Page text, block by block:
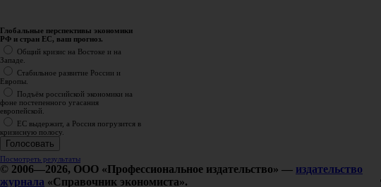
Глобальные перспективы экономики
РФ и стран ЕС, ваш прогноз.
Общий кризис на Востоке и на
Западе.
Стабильное развитие России и
Европы.
Подъём российской экономики на
фоне постепенного угасания
европейской.
ЕС выдержит, а Россия погрузится в
кризисную полосу.
Посмотреть результаты
© 2006—2026, ООО «Профессиональное издательство» — издательство
журнала «Справочник экономиста».